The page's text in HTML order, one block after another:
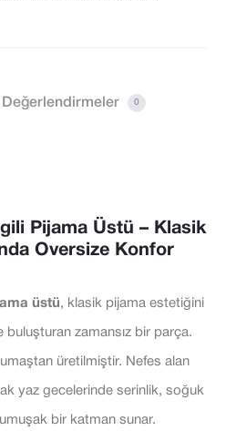
Değerlendirmeler 0
Pijama Üstü – Klasik
Oversize Konfor
üstü, klasik pijama estetiğini
zamansız bir parça.
üretilmiştir. Nefes alan
yaz gecelerinde serinlik, soğuk
bir katman sunar.